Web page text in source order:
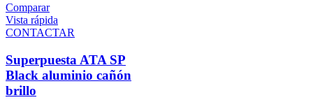
Comparar
Vista rápida
CONTACTAR
Superpuesta ATA SP
Black aluminio cañón
brillo